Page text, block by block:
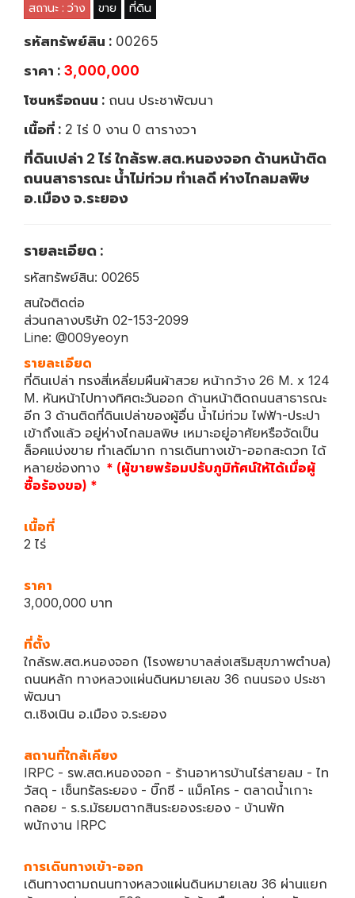
สถานะ : ว่าง ขาย ที่ดิน
รหัสทรัพย์สิน : 00265
ราคา : 3,000,000
โซนหรือถนน : ถนน ประชาพัฒนา
เนื้อที่ : 2 ไร่ 0 งาน 0 ตารางวา
ที่ดินเปล่า 2 ไร่ ใกล้รพ.สต.หนองจอก ด้านหน้าติด
ถนนสาธารณะ น้ำไม่ท่วม ทำเลดี ห่างไกลมลพิษ
อ.เมือง จ.ระยอง
รายละเอียด :
รหัสทรัพย์สิน: 00265
สนใจติดต่อ
ส่วนกลางบริษัท 02-153-2099
Line: @009yeoyn
รายละเอียด
ที่ดินเปล่า ทรงสี่เหลี่ยมผืนผ้าสวย หน้ากว้าง 26 M. x 124
M. หันหน้าไปทางทิศตะวันออก ด้านหน้าติดถนนสาธารณะ
อีก 3 ด้านติดที่ดินเปล่าของผู้อื่น น้ำไม่ท่วม ไฟฟ้า-ประปา
เข้าถึงแล้ว อยู่ห่างไกลมลพิษ เหมาะอยู่อาศัยหรือจัดเป็น
ล็อคแบ่งขาย ทำเลดีมาก การเดินทางเข้า-ออกสะดวก ได้
หลายช่องทาง * (ผู้ขายพร้อมปรับภูมิทัศน์ให้ได้เมื่อผู้
ซื้อร้องขอ) *
เนื้อที่
2 ไร่
ราคา
3,000,000 บาท
ที่ตั้ง
ใกล้รพ.สต.หนองจอก (โรงพยาบาลส่งเสริมสุขภาพตำบล)
ถนนหลัก ทางหลวงแผ่นดินหมายเลข 36 ถนนรอง ประชา
พัฒนา
ต.เชิงเนิน อ.เมือง จ.ระยอง
สถานที่ใกล้เคียง
IRPC - รพ.สต.หนองจอก - ร้านอาหารบ้านไร่สายลม - ไท
วัสดุ - เซ็นทรัลระยอง - บิ๊กซี - แม็คโคร - ตลาดน้ำเกาะ
กลอย - ร.ร.มัธยมตากสินระยองระยอง - บ้านพัก
พนักงาน IRPC
การเดินทางเข้า-ออก
เดินทางตามถนนทางหลวงแผ่นดินหมายเลข 36 ผ่านแยก